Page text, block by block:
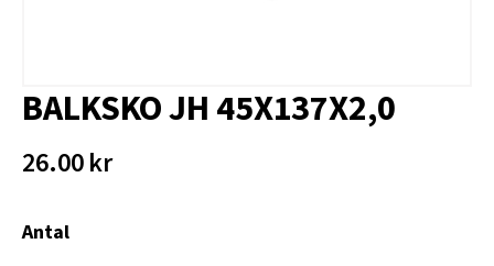
BALKSKO JH 45X137X2,0
26.00kr
Antal